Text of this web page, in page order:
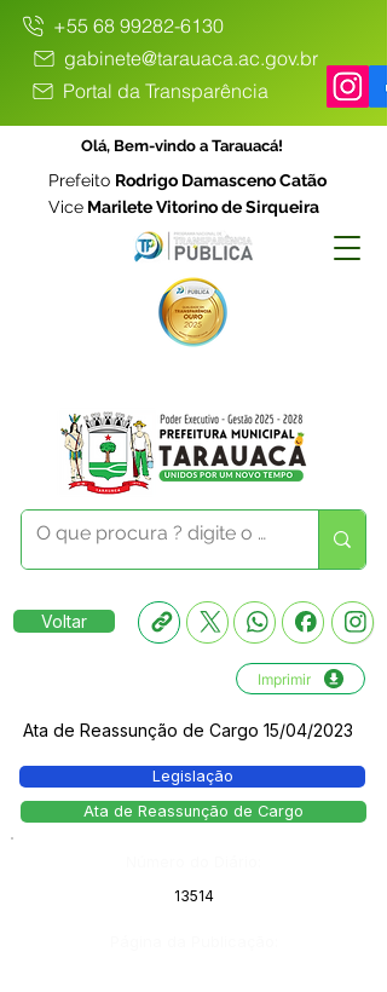
+55 68 99282-6130
gabinete@tarauaca.ac.gov.br
Portal da Transparência
Olá, Bem-vindo a Tarauacá!
Prefeito Rodrigo Damasceno Catão
Vice Marilete Vitorino de Sirqueira
Voltar
Imprimir
Ata de Reassunção de Cargo 15/04/2023
Legislação
Ata de Reassunção de Cargo
13514